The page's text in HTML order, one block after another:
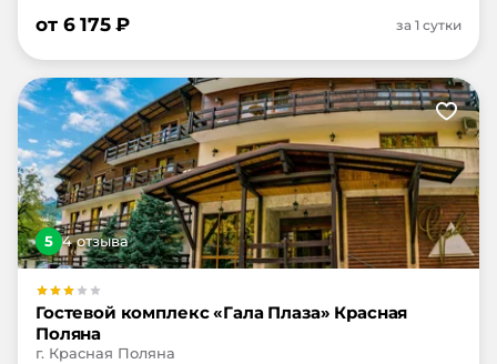
от 6 175₽ за 1 сутки
5 4отзыва
Гостевой комплекс «Гала Плаза» Красная
Поляна
г. Красная Поляна